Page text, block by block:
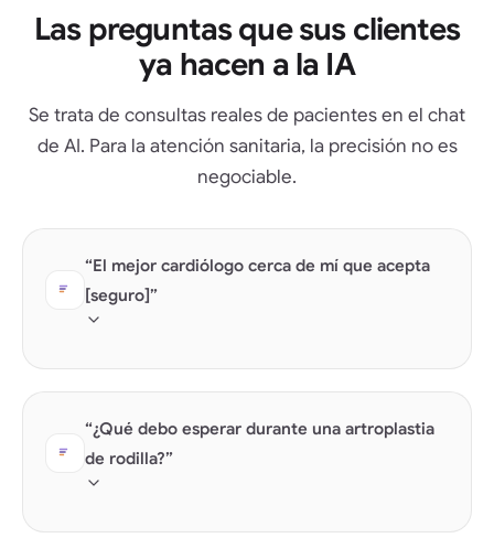
Las preguntas que sus clientes
ya hacen a la IA
Se trata de consultas reales de pacientes en el chat
de AI. Para la atención sanitaria, la precisión no es
negociable.
“El mejor cardiólogo cerca de mí que acepta
[seguro]”
“¿Qué debo esperar durante una artroplastia
de rodilla?”